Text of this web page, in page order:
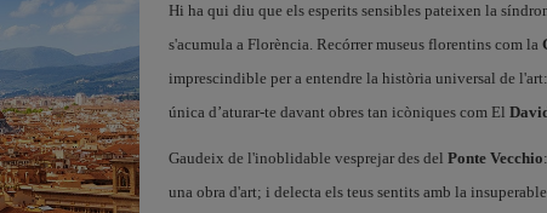
Hi ha qui diu que els esperits sensibles pateixen la
s'acumula a Florència. Recórrer museus florentins com la
imprescindible per a entendre la història universal de
única d’aturar-te davant obres tan icòniques com El
Gaudeix de l'inoblidable vesprejar des del Ponte Vecchio
una obra d'art; i delecta els teus sentits amb la